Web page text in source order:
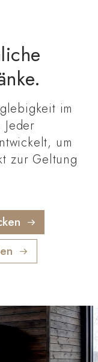
im
um
zur Geltung